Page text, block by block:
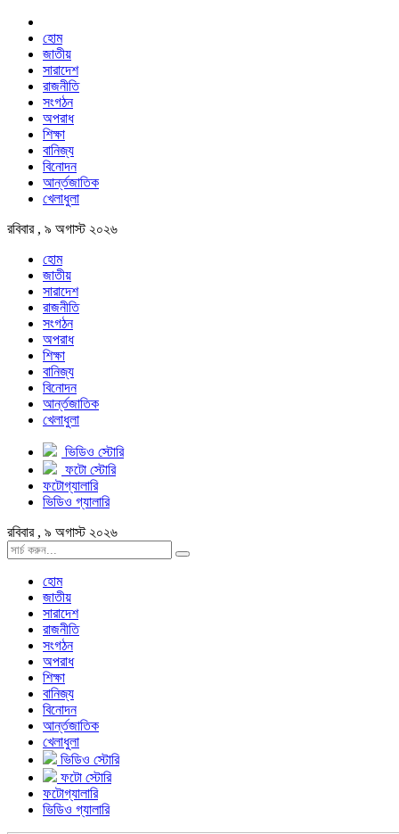
হোম
জাতীয়
সারাদেশ
রাজনীতি
সংগঠন
অপরাধ
শিক্ষা
বানিজ্য
বিনোদন
আর্ন্তজাতিক
খেলাধুলা
রবিবার , ৯ অগাস্ট ২০২৬
হোম
জাতীয়
সারাদেশ
রাজনীতি
সংগঠন
অপরাধ
শিক্ষা
বানিজ্য
বিনোদন
আর্ন্তজাতিক
খেলাধুলা
ভিডিও স্টোরি
ফটো স্টোরি
ফটোগ্যালারি
ভিডিও গ্যালারি
রবিবার , ৯ অগাস্ট ২০২৬
হোম
জাতীয়
সারাদেশ
রাজনীতি
সংগঠন
অপরাধ
শিক্ষা
বানিজ্য
বিনোদন
আর্ন্তজাতিক
খেলাধুলা
ভিডিও স্টোরি
ফটো স্টোরি
ফটোগ্যালারি
ভিডিও গ্যালারি